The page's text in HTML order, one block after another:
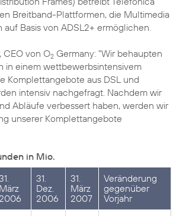
Breitband-Plattformen, die Multimedia
Basis von ADSL2+ ermöglichen.
CEO von O2 Germany: "Wir behaupten
in einem wettbewerbsintensivem
Komplettangebote aus DSL und
intensiv nachgefragt. Nachdem wir
Abläufe verbessert haben, werden wir
unserer Komplettangebote
in Mio.
März
2006
31.
Dez.
2006
31.
März
2007
Veränderung
gegenüber
Vorjahr